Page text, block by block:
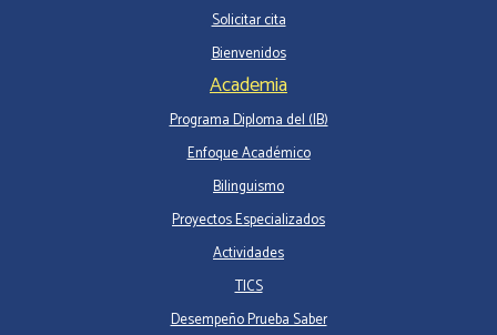
Solicitar cita
Bienvenidos
Academia
Programa Diploma del (IB)
Enfoque Académico
Bilinguismo
Proyectos Especializados
Actividades
TICS
Desempeño Prueba Saber